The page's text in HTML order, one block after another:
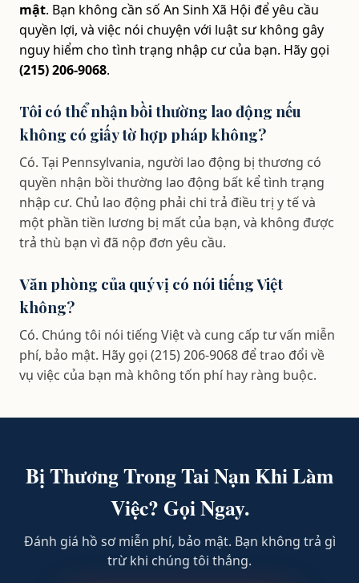
mật. Bạn không cần số An Sinh Xã Hội để yêu cầu
quyền lợi, và việc nói chuyện với luật sư không gây
nguy hiểm cho tình trạng nhập cư của bạn. Hãy gọi
(215) 206-9068.
Tôi có thể nhận bồi thường lao động nếu
không có giấy tờ hợp pháp không?
Có. Tại Pennsylvania, người lao động bị thương có
quyền nhận bồi thường lao động bất kể tình trạng
nhập cư. Chủ lao động phải chi trả điều trị y tế và
một phần tiền lương bị mất của bạn, và không được
trả thù bạn vì đã nộp đơn yêu cầu.
Văn phòng của quý vị có nói tiếng Việt
không?
Có. Chúng tôi nói tiếng Việt và cung cấp tư vấn miễn
phí, bảo mật. Hãy gọi (215) 206-9068 để trao đổi về
vụ việc của bạn mà không tốn phí hay ràng buộc.
Bị Thương Trong Tai Nạn Khi Làm
Việc? Gọi Ngay.
Đánh giá hồ sơ miễn phí, bảo mật. Bạn không trả gì
trừ khi chúng tôi thắng.